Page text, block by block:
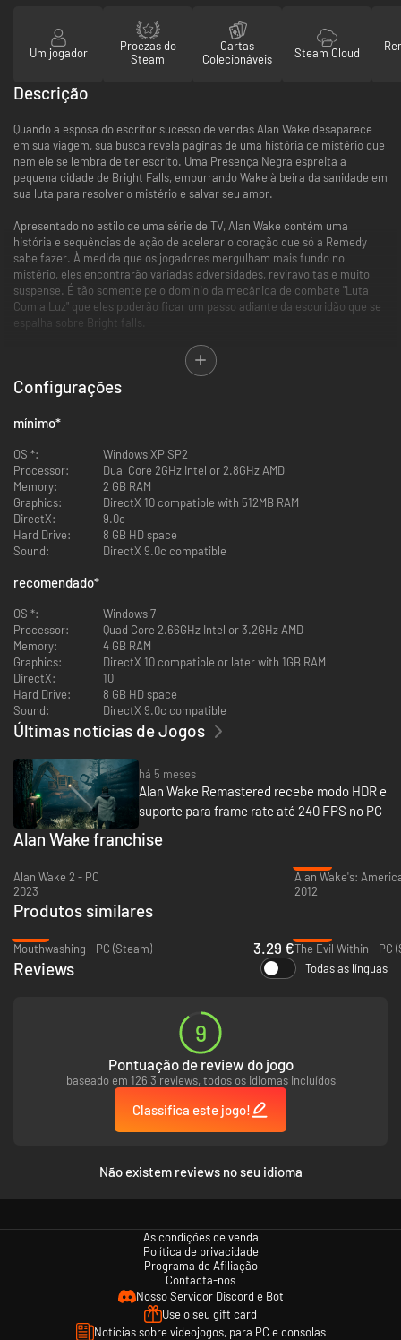
Um jogador
Proezas do
Steam
Cartas
Colecionáveis
Steam Cloud
Descrição
Quando a esposa do escritor sucesso de vendas Alan Wake desaparece
em sua viagem, sua busca revela páginas de uma história de mistério que
nem ele se lembra de ter escrito. Uma Presença Negra espreita a
pequena cidade de Bright Falls, empurrando Wake à beira da sanidade em
sua luta para resolver o mistério e salvar seu amor.
Apresentado no estilo de uma série de TV, Alan Wake contém uma
história e sequências de ação de acelerar o coração que só a Remedy
sabe fazer. À medida que os jogadores mergulham mais fundo no
mistério, eles encontrarão variadas adversidades, reviravoltas e muito
suspense. É tão somente pelo domínio da mecânica de combate "Luta
Com a Luz" que eles poderão ficar um passo adiante da escuridão que se
espalha sobre Bright falls.
Com o corpo de um jogo de ação e a mente de um suspense, a hstória de
atmosfera intensa, profunda e multifacetada de Alan Wake e sequências
de combate incrivelmente tensas proporcionam aos jogadores uma
Inclui os episódios especiais de Alan Wake “The Signal” (O Sinal) e
“The Writer” (O Escritor)
Experimente Pacific Northwest de Alan Wake em resoluções mais
altas e fidelidade maior do que a versão para Xbox 360.
Suporte à completa configuração de mouse e teclado, mas se você
preferir jogar com o controle da Microsoft conectado ao seu PC,
Muitas configurações gráficas personalizáveis e suporte para os
Motor multinuclear que tira vantagem de processadores de quatro
núcleos
Características adicionais que foram solicitadas por nossos fãs
como ajuste do campo de visão e opção para esconder a interface
Funciona no modo de 3 telas Eyefinity 3D da AMD
Configurações
mínimo*
OS *:
Windows XP SP2
Processor:
Dual Core 2GHz Intel or 2.8GHz AMD
Memory:
2 GB RAM
Graphics:
DirectX 10 compatible with 512MB RAM
DirectX:
9.0c
Hard Drive:
8 GB HD space
Sound:
DirectX 9.0c compatible
recomendado*
OS *:
Windows 7
Processor:
Quad Core 2.66GHz Intel or 3.2GHz AMD
Memory:
4 GB RAM
Graphics:
DirectX 10 compatible or later with 1GB RAM
DirectX:
10
Hard Drive:
8 GB HD space
Sound:
DirectX 9.0c compatible
Últimas notícias de Jogos
há 5 meses
Alan Wake Remastered recebe modo HDR e
suporte para frame rate até 240 FPS no PC
Alan Wake franchise
Alan Wake 2 - PC
2023
Alan Wake's:
2012
Produtos similares
Mouthwashing - PC (Steam)
3.29 €The Evil Within - PC
Reviews Todas as línguas
9
Pontuação de review do jogo
baseado em 126 3 reviews, todos os idiomas incluídos
Classifica este jogo!
Não existem reviews no seu idioma
As condições de venda
Política de privacidade
Programa de Afiliação
Contacta-nos
Nosso Servidor Discord e Bot
Use o seu gift card
Notícias sobre videojogos, para PC e consolas